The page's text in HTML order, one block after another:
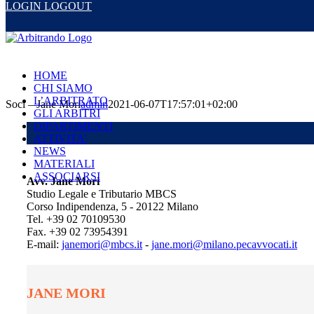
Salta
contenuto
LOGIN LOGOUT
HOME
CHI SIAMO
L’ARBITRATO
GLI ARBITRI
DIPARTIMENTI
ATTIVITA’
NEWS
MATERIALI
ASSOCIARSI
Soci – Jane Moriadmin2021-06-07T17:57:01+02:00
Avv. Jane Mori
Studio Legale e Tributario MBCS
Corso Indipendenza, 5 - 20122 Milano
Tel. +39 02 70109530
Fax. +39 02 73954391
E-mail: janemori@mbcs.it - jane.mori@milano.pecavvocati.it
JANE MORI